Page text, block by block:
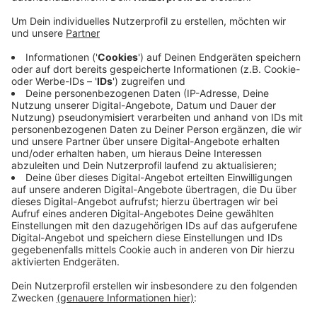
Anzeige
Noch bis zum 15. September bewerben
Anzeige
Studieninteressierte können sich noch bis zum 15.
September bewerben, teilte die Hochschule mit. Am
Standort Bocholt betrifft das den Studiengang
Maschinenbau. Alle Infos zur Bewerbung findet ihr
hier.
Anzeige